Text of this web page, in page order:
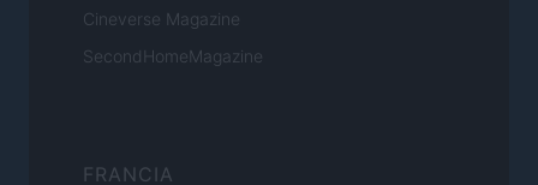
Cineverse Magazine
SecondHomeMagazine
FRANCIA